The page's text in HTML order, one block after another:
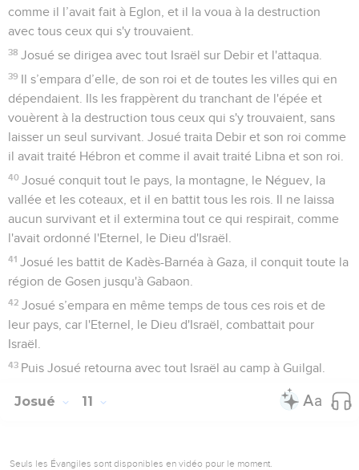
comme il l’avait fait à Eglon, et il la voua à la destruction
avec tous ceux qui s'y trouvaient.
38 Josué se dirigea avec tout Israël sur Debir et l'attaqua.
39 Il s’empara d’elle, de son roi et de toutes les villes qui en
dépendaient. Ils les frappèrent du tranchant de l'épée et
vouèrent à la destruction tous ceux qui s'y trouvaient, sans
laisser un seul survivant. Josué traita Debir et son roi comme
il avait traité Hébron et comme il avait traité Libna et son roi.
40 Josué conquit tout le pays, la montagne, le Néguev, la
vallée et les coteaux, et il en battit tous les rois. Il ne laissa
aucun survivant et il extermina tout ce qui respirait, comme
l'avait ordonné l'Eternel, le Dieu d'Israël.
41 Josué les battit de Kadès-Barnéa à Gaza, il conquit toute la
région de Gosen jusqu'à Gabaon.
42 Josué s’empara en même temps de tous ces rois et de
leur pays, car l'Eternel, le Dieu d'Israël, combattait pour
Israël.
43 Puis Josué retourna avec tout Israël au camp à Guilgal.
Josué 11
Seuls les Évangiles sont disponibles en vidéo pour le moment.